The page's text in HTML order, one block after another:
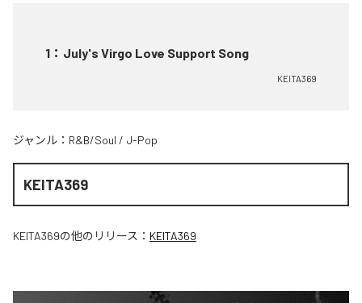
1 ： July's Virgo Love Support Song
KEITA369
ジャンル： R&B/Soul / J-Pop
KEITA369
KEITA369の他のリリース： KEITA369